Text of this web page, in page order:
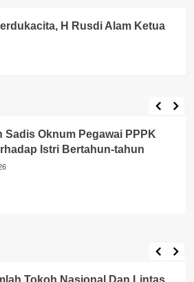
H Rusdi Alam Ketua
Sadis Oknum Pegawai PPPK
Istri Bertahun-tahun